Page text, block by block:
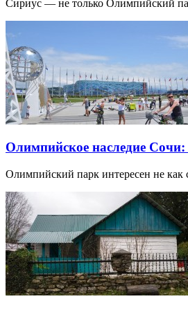
Сириус — не только Олимпийский
Олимпийское наследие
Олимпийский парк интересен не как